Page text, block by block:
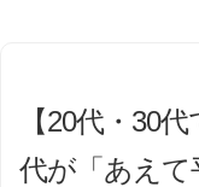
【20代・30
代が「あえて